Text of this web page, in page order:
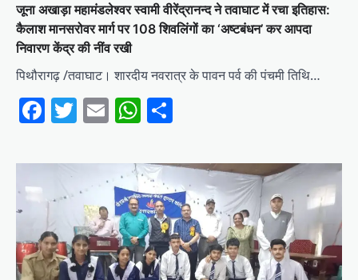
जूना अखाड़ा महामंडलेश्वर स्वामी वीरेंद्रानन्द ने तवाघाट में रचा इतिहास:
कैलाश मानसरोवर मार्ग पर 108 शिवलिंगों का ‘अष्टबंधन’ कर आपदा
निवारण केंद्र की नींव रखी
पिथौरागढ़ /तवाघाट। शारदीय नवरात्र के पावन पर्व की पंचमी तिथि…
Facebook
Twitter
EmailWhatsApp